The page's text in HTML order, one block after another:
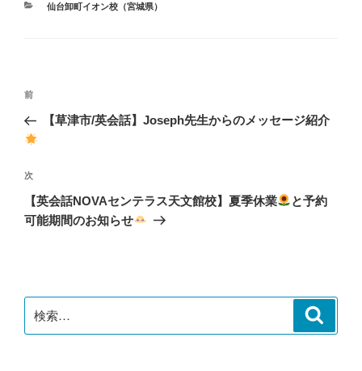
カ
仙台卸町イオン校（宮城県）
投
ナ
ゲ
ー
シ
前
の
投
前
【草津市/英会話】Joseph先生からのメッセージ紹介
次
の
投
次
【英会話NOVAセンテラス天文館校】夏季休業
と予約
可能期間のお知らせ
索: